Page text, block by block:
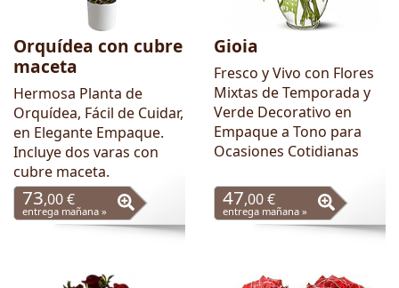
Orquídea con cubre
maceta
Hermosa Planta de
Orquídea, Fácil de Cuidar,
en Elegante Empaque.
Incluye dos varas con
cubre maceta.
73,00 €
entrega mañana »
Gioia
Fresco y Vivo con Flores
Mixtas de Temporada y
Verde Decorativo en
Empaque a Tono para
Ocasiones Cotidianas
47,00 €
entrega mañana »